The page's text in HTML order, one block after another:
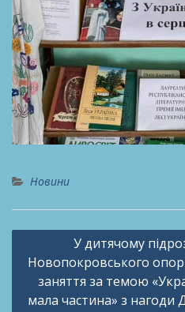
Новини
Навігація
записів
У дитячому
Новопокровського
заняття за темою
мала частина» з